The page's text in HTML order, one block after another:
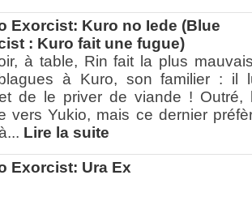
Exorcist: Kuro no Iede (Blue
: Kuro fait une fugue)
à table, Rin fait la plus
à Kuro, son familier : il
de le priver de viande ! Outré,
vers Yukio, mais ce dernier
Lire la suite
Exorcist: Ura Ex